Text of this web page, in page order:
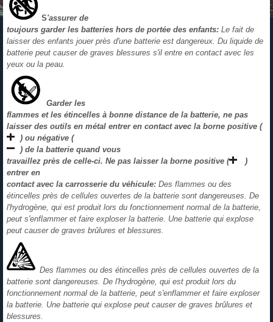
S'assurer de
toujours garder les batteries hors de portée des enfants: Le fait de
laisser des enfants jouer près d'une batterie est dangereux. Du liquide de
batterie peut causer de graves blessures s'il entre en contact avec les
yeux ou la peau.
Garder les
flammes et les étincelles à bonne distance de la batterie, ne pas
laisser des outils en métal entrer en contact avec la borne positive (
) ou négative (
) de la batterie quand vous
travaillez près de celle-ci. Ne pas laisser la borne positive (
)
entrer en
contact avec la carrosserie du véhicule: Des flammes ou des
étincelles près de cellules ouvertes de la batterie sont dangereuses. De
l'hydrogène, qui est produit lors du fonctionnement normal de la batterie,
peut s'enflammer et faire exploser la batterie. Une batterie qui explose
peut causer de graves brûlures et blessures.
Des flammes ou des étincelles près de cellules ouvertes de la
batterie sont dangereuses. De l'hydrogène, qui est produit lors du
fonctionnement normal de la batterie, peut s'enflammer et faire exploser
la batterie. Une batterie qui explose peut causer de graves brûlures et
blessures.